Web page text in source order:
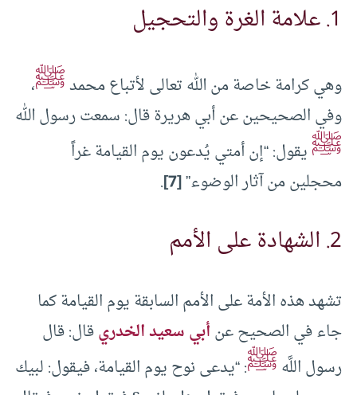
1. علامة الغرة والتحجيل
وهي كرامة خاصة من الله تعالى لأتباع محمدﷺ،
وفي الصحيحين عن أبي هريرة قال: سمعت رسول الله
ﷺيقول: “إن أمتي يُدعون يوم القيامة غراً
محجلين من آثار الوضوء”[7]
.
2. الشهادة على الأمم
تشهد هذه الأمة على الأمم السابقة يوم القيامة كما
جاء في الصحيح عنأبي سعيد الخدريقال: قال
رسول اللَّهﷺ: “يدعى نوح يوم القيامة، فيقول: لبيك